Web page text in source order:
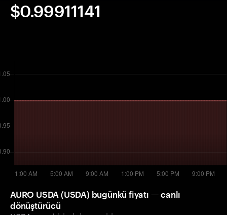
$0.99911141
AURO USDA (USDA) bugünkü fiyatı — canlı
dönüştürücü